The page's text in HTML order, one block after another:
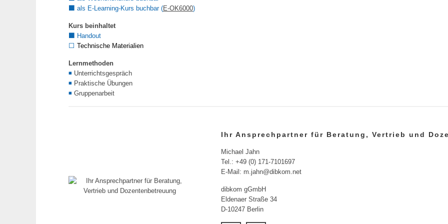
als E-Learning-Kurs buchbar (E-OK6000)
Kurs beinhaltet
Handout
⬜ Technische Materialien
Lernmethoden
◾ Unterrichtsgespräch
◾ Praktische Übungen
◾ Gruppenarbeit
Ihr Ansprechpartner für Beratung, Vertrieb und
Michael Jahn
Tel.: +49 (0) 171-7101697
E-Mail: m.jahn@dibkom.net
dibkom gGmbH
Eldenaer Straße 34
D-10247 Berlin